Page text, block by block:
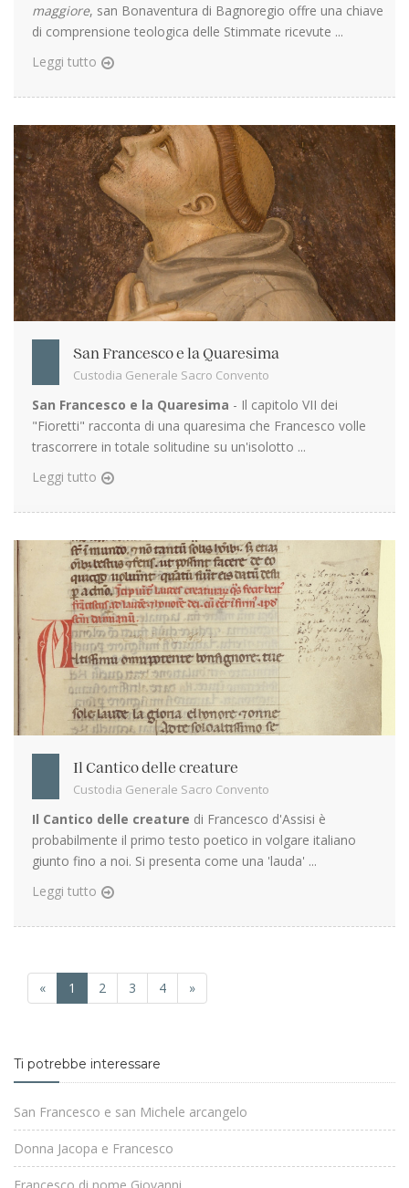
maggiore, san Bonaventura di Bagnoregio offre una chiave
di comprensione teologica delle Stimmate ricevute ...
Leggi tutto
San Francesco e la Quaresima
Custodia Generale Sacro Convento
San Francesco e la Quaresima - Il capitolo VII dei
"Fioretti" racconta di una quaresima che Francesco volle
trascorrere in totale solitudine su un'isolotto ...
Leggi tutto
Il Cantico delle creature
Custodia Generale Sacro Convento
Il Cantico delle creature di Francesco d'Assisi è
probabilmente il primo testo poetico in volgare italiano
giunto fino a noi. Si presenta come una 'lauda' ...
Leggi tutto
« 1 2 3 4 »
Ti potrebbe interessare
San Francesco e san Michele arcangelo
Donna Jacopa e Francesco